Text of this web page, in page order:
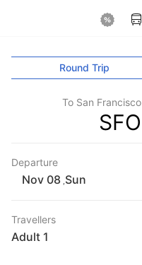
Round Trip
To San Francisco
SFO
Departure
Sun
Travellers
1 Adult